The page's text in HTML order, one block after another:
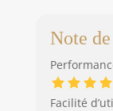
Note
Facilité